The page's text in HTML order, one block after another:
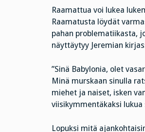
Raamattua voi lukea
Raamatusta löydät
pahan problematiikasta,
näyttäytyy Jeremian
”Sinä Babylonia, olet
Minä murskaan sinulla
miehet ja naiset, isken
viisikymmentäkaksi
Lopuksi mitä